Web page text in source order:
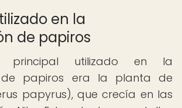
en la
de papiros
principal utilizado en la
de papiros era la planta de
papyrus), que crecía en las